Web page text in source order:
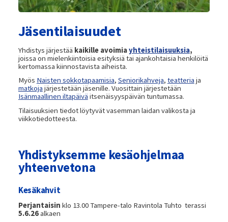
Jäsentilaisuudet
Yhdistys järjestää kaikille avoimiayhteistilaisuuksia,
joissa on mielenkiintoisia esityksiä tai ajankohtaisia henkilöitä
kertomassa kiinnostavista aiheista.
Myös Naisten sokkotapaamisia, Seniorikahveja, teatteria ja
matkoja järjestetään jäsenille. Vuosittain järjestetään
Isänmaallinen iltapäivä itsenäisyyspäivän tuntumassa.
Tilaisuuksien tiedot löytyvät vasemman laidan valikosta ja
viikkotiedotteesta.
Yhdistyksemme kesäohjelmaa
yhteenvetona
Kesäkahvit
Perjantaisin klo 13.00 Tampere-talo Ravintola Tuhto terassi
5.6.26alkaen